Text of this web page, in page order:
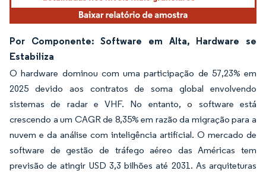
Por Componente: Software em Alta, Hardware se
Estabiliza
O hardware dominou com uma participação de 57,23% em
2025 devido aos contratos de soma global envolvendo
sistemas de radar e VHF. No entanto, o software está
crescendo a um CAGR de 8,35% em razão da migração para a
nuvem e da análise com inteligência artificial. O mercado de
software de gestão de tráfego aéreo das Américas tem
previsão de atingir USD 3,3 bilhões até 2031. As arquiteturas